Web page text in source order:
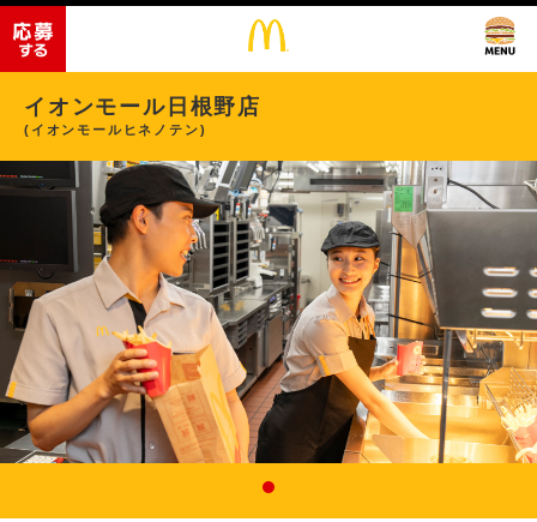
イオンモール日根野店
(イオンモールヒネノテン)